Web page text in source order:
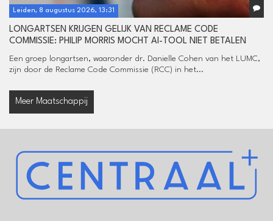
Leiden, 8 augustus 2026, 13:31
LONGARTSEN KRIJGEN GELIJK VAN RECLAME CODE
COMMISSIE: PHILIP MORRIS MOCHT AI-TOOL NIET BETALEN
Een groep longartsen, waaronder dr. Danielle Cohen van het LUMC,
zijn door de Reclame Code Commissie (RCC) in het...
Meer Maatschappij